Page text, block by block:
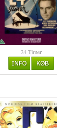
24 Timer